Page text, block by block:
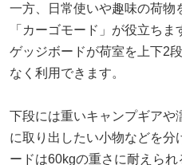
一方、日常使いや趣味の荷物
「カーゴモード」が役立ち
ゲッジボードが荷室を上下2
なく利用できます。
下段には重いキャンプギアや
に取り出したい小物などを分
ードは60kgの重さに耐えら